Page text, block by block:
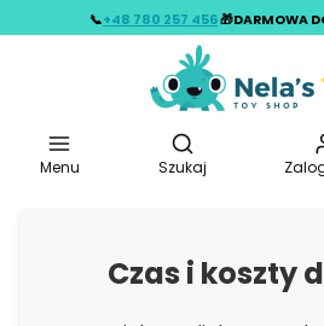
📞+48 780 257 456🎁DARMOWA
Menu
Otwórz
Szukaj
Czas i koszty